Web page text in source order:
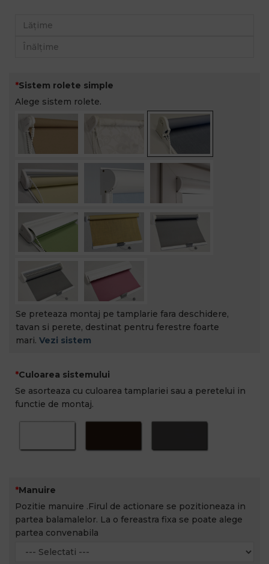
Sistem rolete simple
Alege sistem rolete.
Se preteaza montaj pe tamplarie fara deschidere,
tavan si perete, destinat pentru ferestre foarte
mari. Vezi sistem
Culoarea sistemului
Se asorteaza cu culoarea tamplariei sau a peretelui in
functie de montaj.
Manuire
Pozitie manuire .Firul de actionare se pozitioneaza in
partea balamalelor. La o fereastra fixa se poate alege
partea convenabila